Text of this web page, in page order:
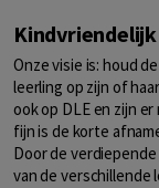
Kindvriendelijk
Onze visie is: houd
leerling op zijn of
ook op DLE en zijn
fijn is de korte
Door de
van de verschillende